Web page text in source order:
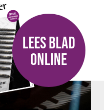
LEES BLAD
ONLINE